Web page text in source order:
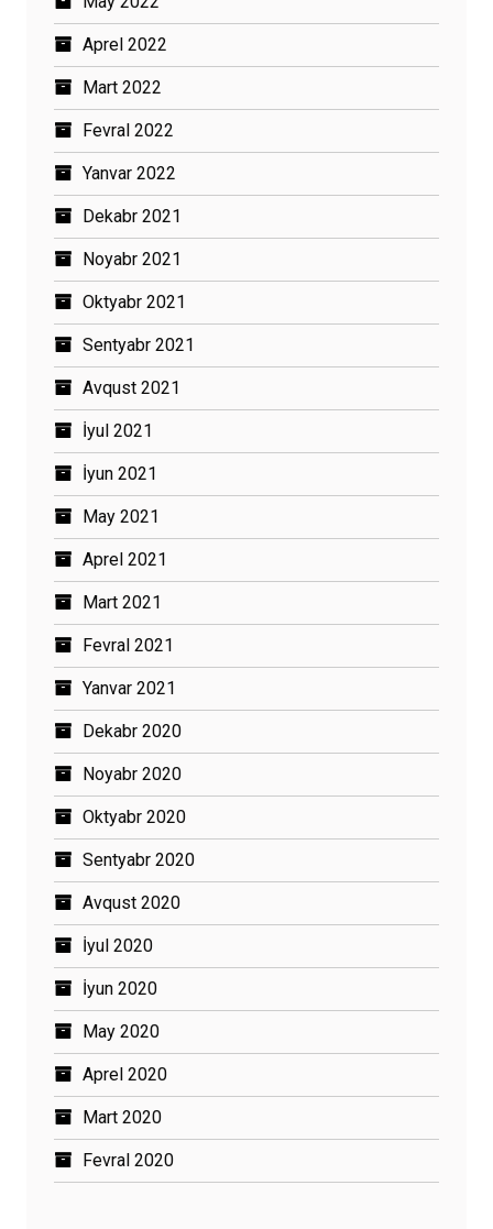
Aprel 2022
Mart 2022
Fevral 2022
Yanvar 2022
Dekabr 2021
Noyabr 2021
Oktyabr 2021
Sentyabr 2021
Avqust 2021
İyul 2021
İyun 2021
May 2021
Aprel 2021
Mart 2021
Fevral 2021
Yanvar 2021
Dekabr 2020
Noyabr 2020
Oktyabr 2020
Sentyabr 2020
Avqust 2020
İyul 2020
İyun 2020
May 2020
Aprel 2020
Mart 2020
Fevral 2020